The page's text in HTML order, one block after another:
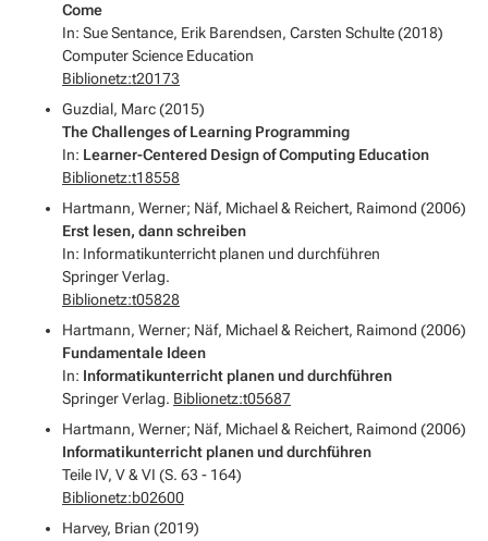
Come
In: Sue Sentance, Erik Barendsen, Carsten Schulte (2018)
Computer Science Education
Biblionetz:t20173
Guzdial, Marc (2015)
The Challenges of Learning Programming
In: Learner-Centered Design of Computing Education
Biblionetz:t18558
Hartmann, Werner; Näf, Michael & Reichert, Raimond (2006)
Erst lesen, dann schreiben
In: Informatikunterricht planen und durchführen
Springer Verlag.
Biblionetz:t05828
Hartmann, Werner; Näf, Michael & Reichert, Raimond (2006)
Fundamentale Ideen
In: Informatikunterricht planen und durchführen
Springer Verlag. Biblionetz:t05687
Hartmann, Werner; Näf, Michael & Reichert, Raimond (2006)
Informatikunterricht planen und durchführen
Teile IV, V & VI (S. 63 - 164)
Biblionetz:b02600
Harvey, Brian (2019)